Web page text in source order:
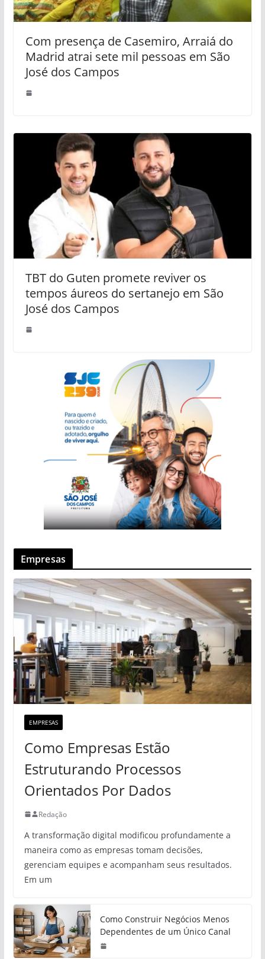
Com presença de Casemiro, Arraiá do
Madrid atrai sete mil pessoas em São
José dos Campos
TBT do Guten promete reviver os
tempos áureos do sertanejo em São
José dos Campos
Empresas
EMPRESAS
Como Empresas Estão
Estruturando Processos
Orientados Por Dados
Redação
A transformação digital modificou profundamente a
maneira como as empresas tomam decisões,
gerenciam equipes e acompanham seus resultados.
Em um
Como Construir Negócios Menos
Dependentes de um Único Canal